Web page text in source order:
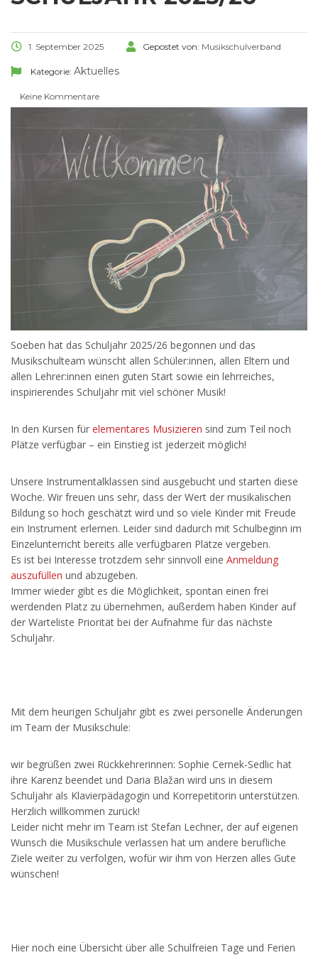
1. September 2025 Gepostet von: Musikschulverband
Kategorie: Aktuelles
Keine Kommentare
Soeben hat das Schuljahr 2025/26 begonnen und das
Musikschulteam wünscht allen Schüler:innen, allen Eltern und
allen Lehrer:innen einen guten Start sowie ein lehrreiches,
inspirierendes Schuljahr mit viel schöner Musik!
In den Kursen für elementares Musizieren sind zum Teil noch
Plätze verfügbar – ein Einstieg ist jederzeit möglich!
Unsere Instrumentalklassen sind ausgebucht und starten diese
Woche. Wir freuen uns sehr, dass der Wert der musikalischen
Bildung so hoch geschätzt wird und so viele Kinder mit Freude
ein Instrument erlernen. Leider sind dadurch mit Schulbeginn im
Einzelunterricht bereits alle verfügbaren Plätze vergeben.
Es ist bei Interesse trotzdem sehr sinnvoll eine Anmeldung
auszufüllen und abzugeben.
Immer wieder gibt es die Möglichkeit, spontan einen frei
werdenden Platz zu übernehmen, außerdem haben Kinder auf
der Warteliste Priorität bei der Aufnahme für das nächste
Schuljahr.
Mit dem heurigen Schuljahr gibt es zwei personelle Änderungen
im Team der Musikschule:
wir begrüßen zwei Rückkehrerinnen: Sophie Cernek-Sedlic hat
ihre Karenz beendet und Daria Blažan wird uns in diesem
Schuljahr als Klavierpädagogin und Korrepetitorin unterstützen.
Herzlich willkommen zurück!
Leider nicht mehr im Team ist Stefan Lechner, der auf eigenen
Wunsch die Musikschule verlassen hat um andere berufliche
Ziele weiter zu verfolgen, wofür wir ihm von Herzen alles Gute
wünschen!
Hier noch eine Übersicht über alle Schulfreien Tage und Ferien